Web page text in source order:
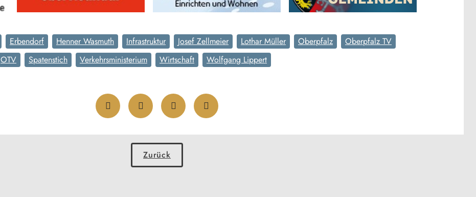
Erbendorf Henner Wasmuth Infrastruktur Josef Zellmeier Lothar Müller Oberpfalz
Oberpfalz TV
OTV Spatenstich Verkehrsministerium Wirtschaft Wolfgang Lippert
Zurück